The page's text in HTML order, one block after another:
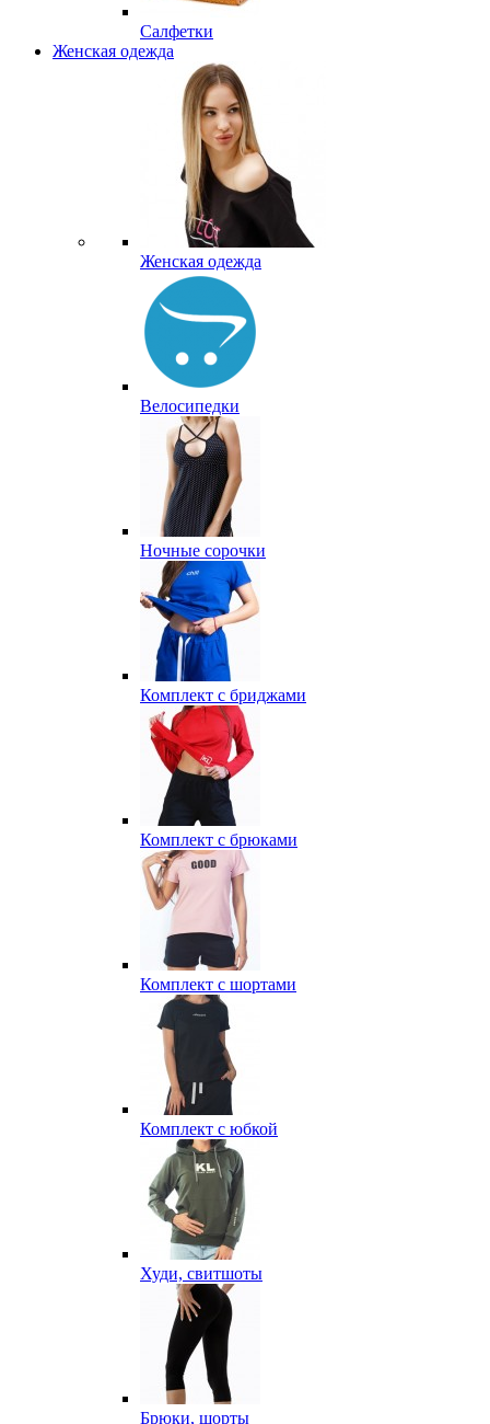
Салфетки
Женская одежда
Женская одежда
Велосипедки
Ночные сорочки
Комплект с бриджами
Комплект с брюками
Комплект с шортами
Комплект с юбкой
Худи, свитшоты
Брюки, шорты